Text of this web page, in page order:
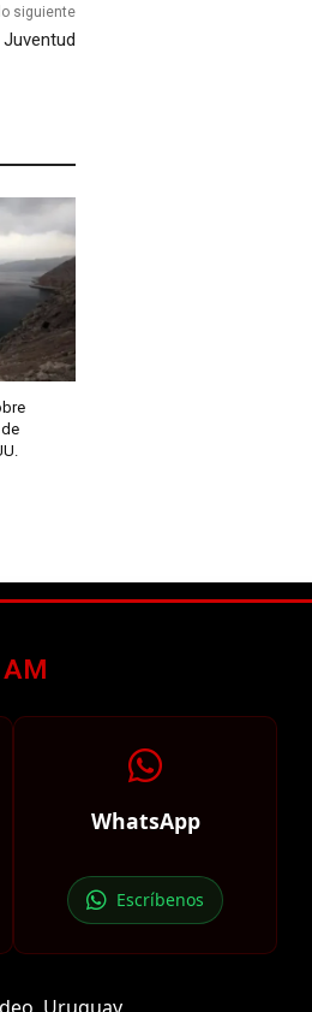
siguiente
WhatsApp
Escríbenos